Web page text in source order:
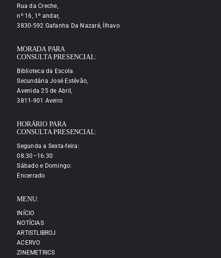
Rua da Creche,
nº 16, 1º andar,
3830-592 Gafanha Da Nazaré, Ílhavo
MORADA PARA
CONSULTA PRESENCIAL:
Biblioteca da Escola
Secundária José Estêvão,
Avenida 25 de Abril,
3811-901 Aveiro
HORÁRIO PARA
CONSULTA PRESENCIAL:
Segunda a Sexta-feira:
08:30–16:30
Sábado e Domingo:
Encerrado
MENU:
INÍCIO
NOTÍCIAS
ARTISTLIBROJ
ACERVO
ZINEMETRICS